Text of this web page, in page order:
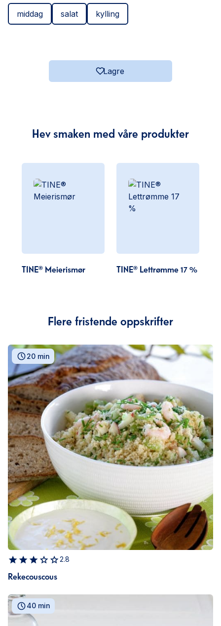
middag salat kylling
Lagre
Hev smaken med våre produkter
TINE® Meierismør TINE® Lettrømme 17 %
Flere fristende oppskrifter
20 min
2.8
Rekecouscous
40 min